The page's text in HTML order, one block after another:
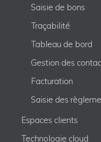
Saisie de bons
Traçabilité
Tableau de bord
Gestion des
Facturation
Saisie des
Espaces clients
Technologie cloud